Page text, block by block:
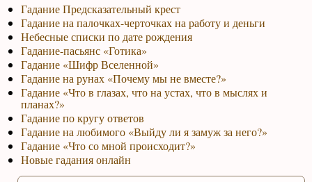
Гадание Предсказательный крест
Гадание на палочках-черточках на работу и деньги
Небесные списки по дате рождения
Гадание-пасьянс «Готика»
Гадание «Шифр Вселенной»
Гадание на рунах «Почему мы не вместе?»
Гадание «Что в глазах, что на устах, что в мыслях и
планах?»
Гадание по кругу ответов
Гадание на любимого «Выйду ли я замуж за него?»
Гадание «Что со мной происходит?»
Новые гадания онлайн